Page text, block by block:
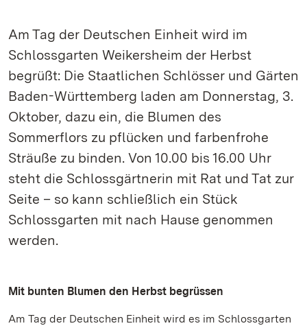
Am Tag der Deutschen Einheit wird im
Schlossgarten Weikersheim der Herbst
begrüßt: Die Staatlichen Schlösser und Gärten
Baden-Württemberg laden am Donnerstag, 3.
Oktober, dazu ein, die Blumen des
Sommerflors zu pflücken und farbenfrohe
Sträuße zu binden. Von 10.00 bis 16.00 Uhr
steht die Schlossgärtnerin mit Rat und Tat zur
Seite – so kann schließlich ein Stück
Schlossgarten mit nach Hause genommen
werden.
Mit bunten Blumen den Herbst begrüssen
Am Tag der Deutschen Einheit wird es im Schlossgarten